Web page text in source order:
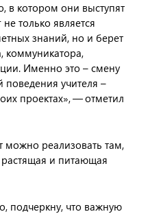
в котором они выступят
только является
знаний, но и берет
коммуникатора,
Именно это – смену
учителя –
проектах», — отметил
можно реализовать там,
растящая и питающая
подчеркну, что важную